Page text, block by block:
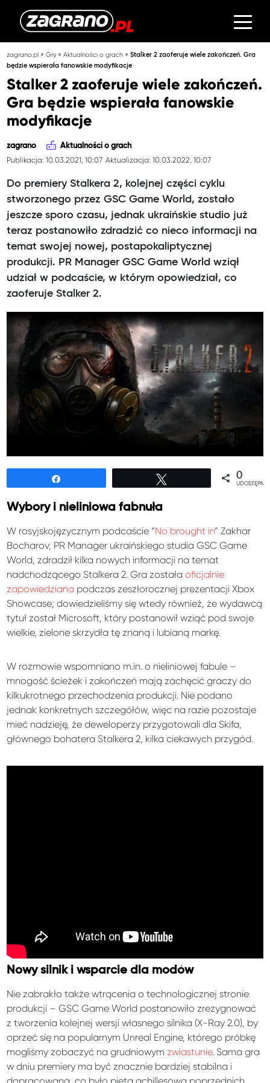
zagrano.pl »Gry»Aktualności o grach »Stalker 2 zaoferuje wiele zakończeń. Gra
będzie wspierała fanowskie modyfikacje
Stalker 2 zaoferuje wiele zakończeń.
Gra będzie wspierała fanowskie
modyfikacje
zagrano Aktualności o grach
Publikacja: 10.03.2021, 10:07 Aktualizacja: 10.03.2022, 10:07
Do premiery Stalkera 2, kolejnej części cyklu
stworzonego przez GSC Game World, zostało
jeszcze sporo czasu, jednak ukraińskie studio już
teraz postanowiło zdradzić co nieco informacji na
temat swojej nowej, postapokaliptycznej
produkcji. PR Manager GSC Game World wziął
udział w podcaście, w którym opowiedział, co
zaoferuje Stalker 2.
0
Wybory i nieliniowa fabnuła
W rosyjskojęzycznym podcaście “No brought in” Zakhar
Bocharov, PR Manager ukraińskiego studia GSC Game
World, zdradził kilka nowych informacji na temat
nadchodzącego Stalkera 2. Gra zostałaoficjalnie
zapowiedziana podczas zeszłorocznej prezentacji Xbox
Showcase; dowiedzieliśmy się wtedy również, że wydawcą
tytuł został Microsoft, który postanowił wziąć pod swoje
wielkie, zielone skrzydła tę znaną i lubianą markę.
W rozmowie wspomniano m.in. o nieliniowej fabule –
mnogość ścieżek i zakończeń mają zachęcić graczy do
kilkukrotnego przechodzenia produkcji. Nie podano
jednak konkretnych szczegółów, więc na razie pozostaje
mieć nadzieję, że deweloperzy przygotowali dla Skifa,
głównego bohatera Stalkera 2, kilka ciekawych przygód.
Nowy silnik i wsparcie dla modów
Nie zabrakło także wtrącenia o technologicznej stronie
produkcji – GSC Game World postanowiło zrezygnować
z tworzenia kolejnej wersji własnego silnika (X-Ray 2.0), by
oprzeć się na popularnym Unreal Engine, którego próbkę
mogliśmy zobaczyć na grudniowym zwiastunie. Sama gra
w dniu premiery ma być znacznie bardziej stabilna i